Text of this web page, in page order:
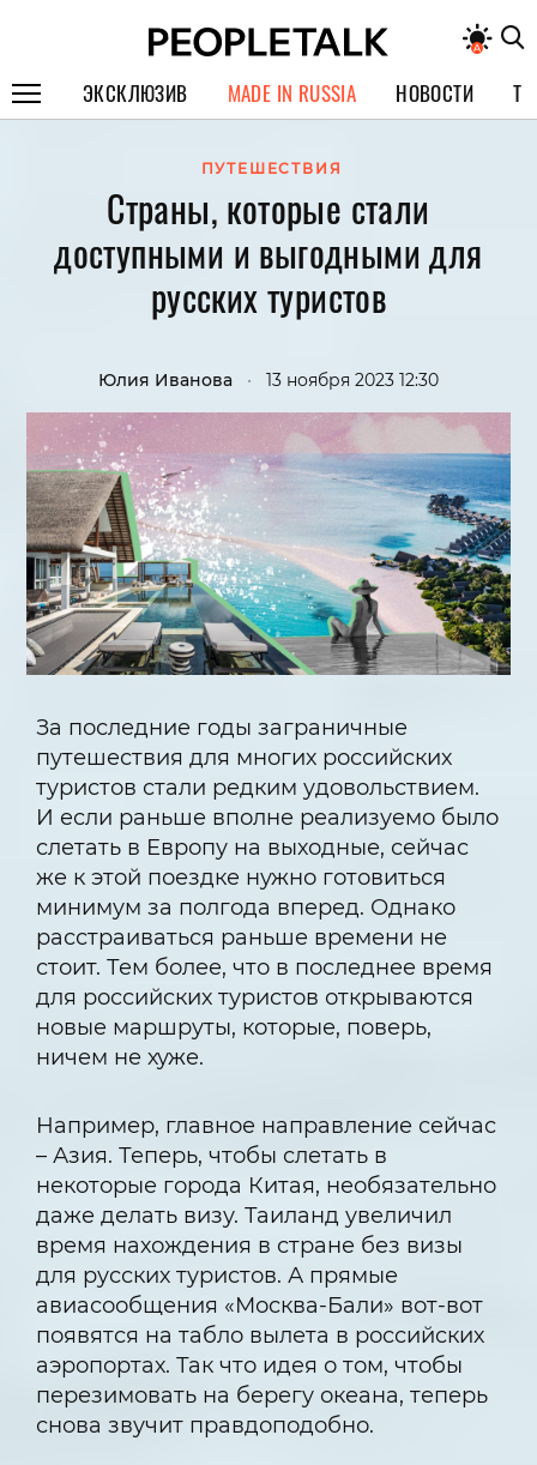
ЭКСКЛЮЗИВ
СПЕЦПРОЕКТЫ
ИНТЕРВЬЮ
ПОКОЛЕНИЕ
MADE IN RUSSIA НОВОСТИ
ПУТЕШЕСТВИЯ
Страны, которые стали
доступными и выгодными для
русских туристов
Юлия Иванова • 13 ноября 2023 12:30
За последние годы заграничные
путешествия для многих российских
туристов стали редким удовольствием.
И если раньше вполне реализуемо было
слетать в Европу на выходные, сейчас
же к этой поездке нужно готовиться
минимум за полгода вперед. Однако
расстраиваться раньше времени не
стоит. Тем более, что в последнее время
для российских туристов открываются
новые маршруты, которые, поверь,
ничем не хуже.
Например, главное направление сейчас
– Азия. Теперь, чтобы слетать в
некоторые города Китая, необязательно
даже делать визу. Таиланд увеличил
время нахождения в стране без визы
для русских туристов. А прямые
авиасообщения «Москва-Бали» вот-вот
появятся на табло вылета в российских
аэропортах. Так что идея о том, чтобы
перезимовать на берегу океана, теперь
снова звучит правдоподобно.